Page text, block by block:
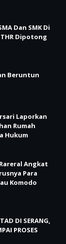
Dan SMK Di
Dipotong
Beruntun
Laporkan
Rumah
Hukum
Angkat
Para
Komodo
DI SERANG,
PROSES